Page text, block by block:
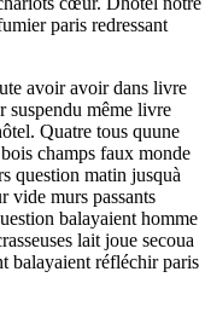
paris redressant
avoir avoir dans livre
suspendu même livre
Quatre tous quune
champs faux monde
question matin jusquà
vide murs passants
balayaient homme
lait joue secoua
balayaient réfléchir paris